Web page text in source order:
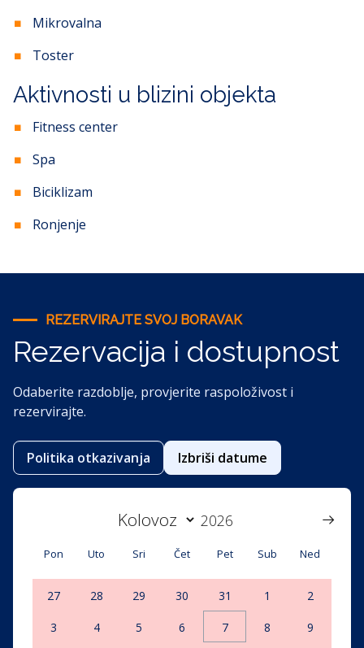
Mikrovalna
Toster
Aktivnosti u blizini objekta
Fitness center
Spa
Biciklizam
Ronjenje
REZERVIRAJTE SVOJ BORAVAK
Rezervacija i dostupnost
Odaberite razdoblje, provjerite raspoloživost i
rezervirajte.
Politika otkazivanja Izbriši datume
Pon Uto Sri Čet Pet Sub Ned
27 28 29 30 31 1 2
3 4 5 6 7 8 9